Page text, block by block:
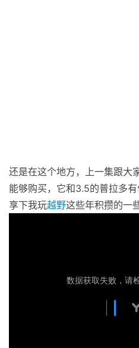
还是在这个地方，上一集跟大
能够购买，它和3.5的普拉多
享下我玩越野这些年积攒的一